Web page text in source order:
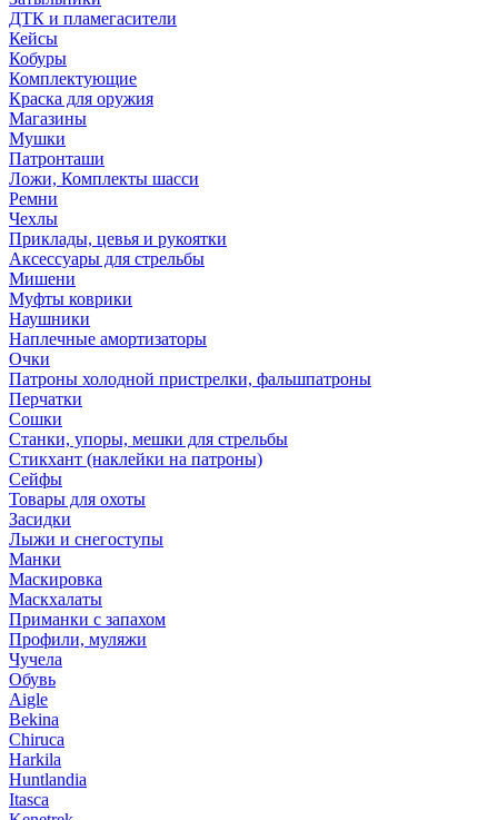
ДТК и пламегасители
Кейсы
Кобуры
Комплектующие
Краска для оружия
Магазины
Мушки
Патронташи
Ложи, Комплекты шасси
Ремни
Чехлы
Приклады, цевья и рукоятки
Аксессуары для стрельбы
Мишени
Муфты коврики
Наушники
Наплечные амортизаторы
Очки
Патроны холодной пристрелки, фальшпатроны
Перчатки
Сошки
Станки, упоры, мешки для стрельбы
Стикхант (наклейки на патроны)
Сейфы
Товары для охоты
Засидки
Лыжи и снегоступы
Манки
Маскировка
Маскхалаты
Приманки с запахом
Профили, муляжи
Чучела
Обувь
Aigle
Bekina
Chiruсa
Harkila
Huntlandia
Itasca